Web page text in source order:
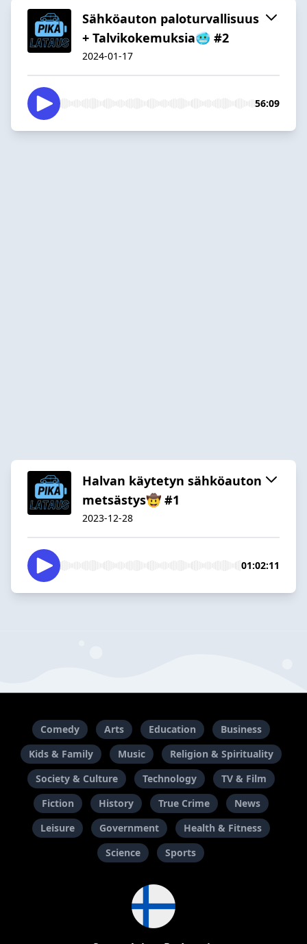
Sähköauton paloturvallisuus
+ Talvikokemuksia🥶 #2
2024-01-17
56:09
Halvan käytetyn sähköauton
metsästys🤠 #1
2023-12-28
01:02:11
Comedy Arts Education
Business
Kids & Family
Music
Religion & Spirituality
Society & Culture
Technology
TV & Film
Fiction
History True Crime
News
Leisure
Government
Health & Fitness
Science
Sports